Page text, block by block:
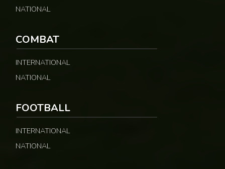
NATIONAL
COMBAT
INTERNATIONAL
NATIONAL
FOOTBALL
INTERNATIONAL
NATIONAL